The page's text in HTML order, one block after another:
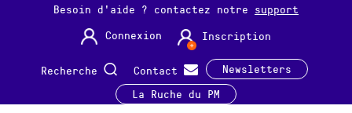
Besoin d'aide ? contactez notre support
Connexion
Inscription
Recherche Contact
Newsletters
La Ruche du PM